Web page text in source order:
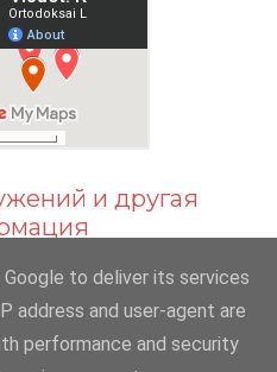
и другая
to deliver its services
address and user-agent are
performance and security